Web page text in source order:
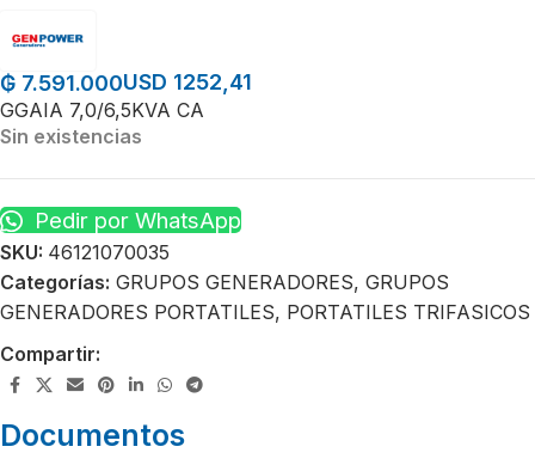
₲ 7.591.000USD 1252,41
GGAIA 7,0/6,5KVA CA
Sin existencias
Pedir por WhatsApp
SKU: 46121070035
Categorías: GRUPOS GENERADORES, GRUPOS
GENERADORES PORTATILES, PORTATILES TRIFASICOS
Compartir:
Documentos